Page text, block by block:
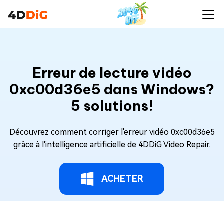
Erreur de lecture vidéo
0xc00d36e5 dans Windows?
5 solutions!
Découvrez comment corriger l'erreur vidéo 0xc00d36e5
grâce à l'intelligence artificielle de 4DDiG Video Repair.
ACHETER